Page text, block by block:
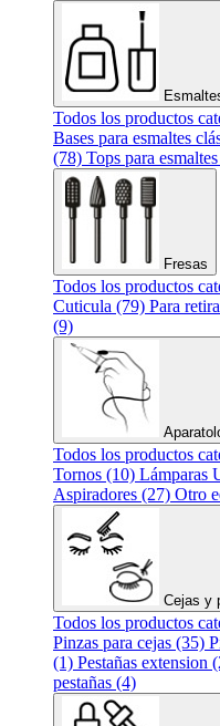
Todos los productos
Bases para esmaltes
(78) Tops para
Fresas
Todos los productos
Cuticula (79) Para
(9)
Todos los productos
Tornos (10) Lámparas
Aspiradores (27) Otro
Cejas y
Todos los productos
Pinzas para cejas (35)
(1) Pestañas extension
pestañas (4)